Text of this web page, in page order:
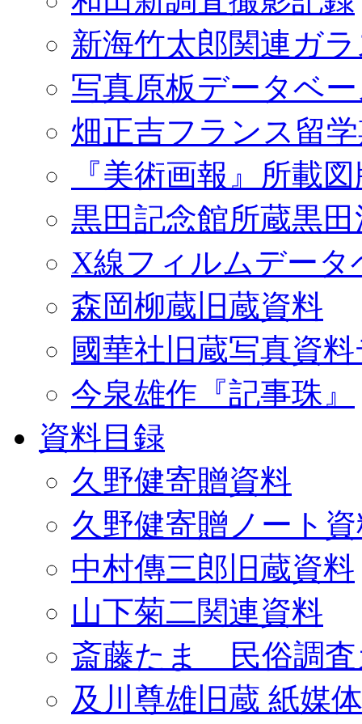
新海竹太郎関連ガ
写真原板データベ
畑正吉フランス留
『美術画報』所載
黒田記念館所蔵黒
X線フィルムデータ
森岡柳蔵旧蔵資料
國華社旧蔵写真資
今泉雄作『記事珠』
資料目録
久野健寄贈資料
久野健寄贈ノート
中村傳三郎旧蔵資料
山下菊二関連資料
斎藤たま 民俗調査
及川尊雄旧蔵 紙媒